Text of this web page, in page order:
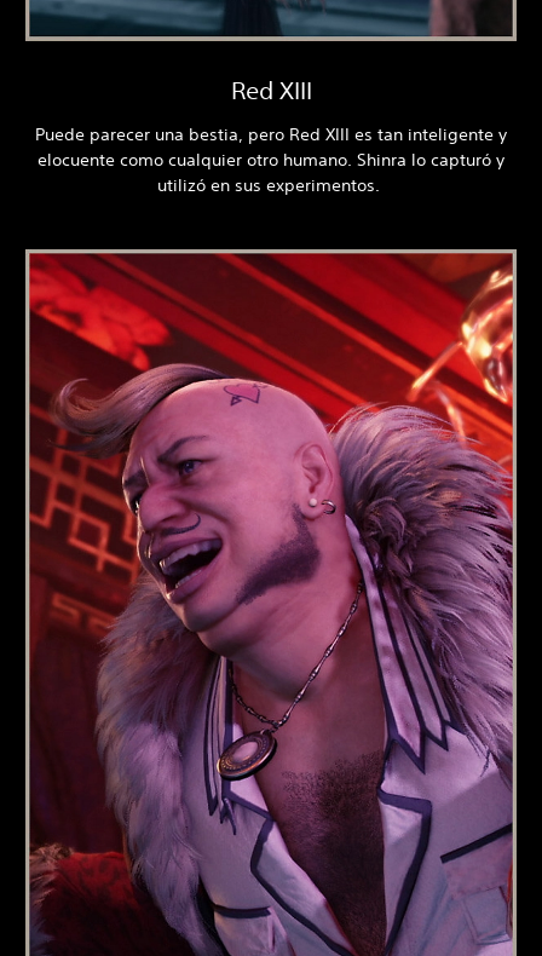
Red XIII
Puede parecer una bestia, pero Red XIII es tan inteligente y
elocuente como cualquier otro humano. Shinra lo capturó y
utilizó en sus experimentos.